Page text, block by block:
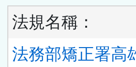
法規名稱：
法務部矯正署高